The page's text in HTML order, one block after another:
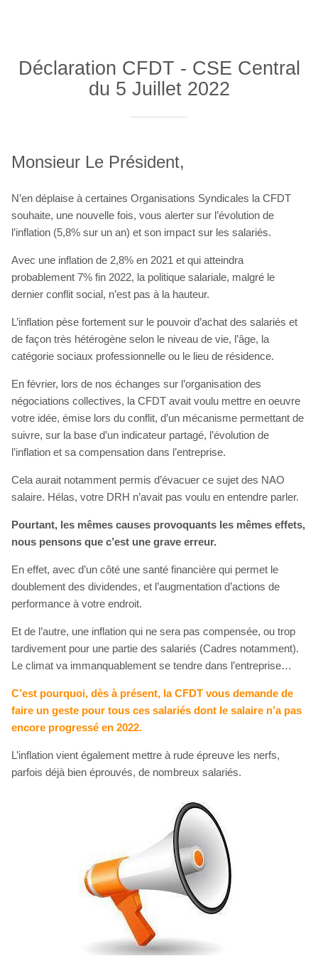
Déclaration CFDT - CSE Central
du 5 Juillet 2022
Monsieur Le Président,
N’en déplaise à certaines Organisations Syndicales la CFDT
souhaite, une nouvelle fois, vous alerter sur l’évolution de
l’inflation (5,8% sur un an) et son impact sur les salariés.
Avec une inflation de 2,8% en 2021 et qui atteindra
probablement 7% fin 2022, la politique salariale, malgré le
dernier conflit social, n’est pas à la hauteur.
L’inflation pèse fortement sur le pouvoir d’achat des salariés et
de façon très hétérogène selon le niveau de vie, l’âge, la
catégorie sociaux professionnelle ou le lieu de résidence.
En février, lors de nos échanges sur l’organisation des
négociations collectives, la CFDT avait voulu mettre en oeuvre
votre idée, émise lors du conflit, d’un mécanisme permettant de
suivre, sur la base d’un indicateur partagé, l’évolution de
l’inflation et sa compensation dans l’entreprise.
Cela aurait notamment permis d’évacuer ce sujet des NAO
salaire. Hélas, votre DRH n’avait pas voulu en entendre parler.
Pourtant, les mêmes causes provoquants les mêmes effets,
nous pensons que c’est une grave erreur.
En effet, avec d’un côté une santé financière qui permet le
doublement des dividendes, et l’augmentation d’actions de
performance à votre endroit.
Et de l’autre, une inflation qui ne sera pas compensée, ou trop
tardivement pour une partie des salariés (Cadres notamment).
Le climat va immanquablement se tendre dans l’entreprise…
C’est pourquoi, dès à présent, la CFDT vous demande de
faire un geste pour tous ces salariés dont le salaire n’a pas
encore progressé en 2022.
L’inflation vient également mettre à rude épreuve les nerfs,
parfois déjà bien éprouvés, de nombreux salariés.